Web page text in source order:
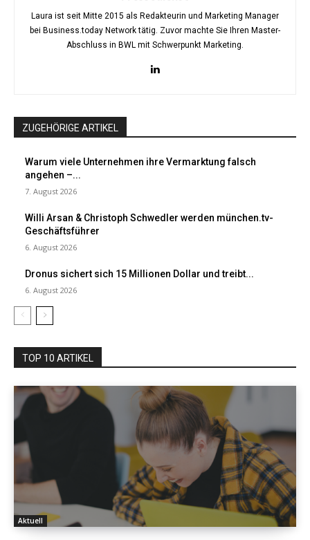
Laura ist seit Mitte 2015 als Redakteurin und Marketing Manager
bei Business.today Network tätig. Zuvor machte Sie Ihren Master-
Abschluss in BWL mit Schwerpunkt Marketing.
ZUGEHÖRIGE ARTIKEL
Warum viele Unternehmen ihre Vermarktung falsch
angehen –...
7. August 2026
Willi Arsan & Christoph Schwedler werden münchen.tv-
Geschäftsführer
6. August 2026
Dronus sichert sich 15 Millionen Dollar und treibt...
6. August 2026
TOP 10 ARTIKEL
Aktuell